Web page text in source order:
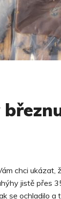
chci ukázat,
jistě přes
se ochladilo